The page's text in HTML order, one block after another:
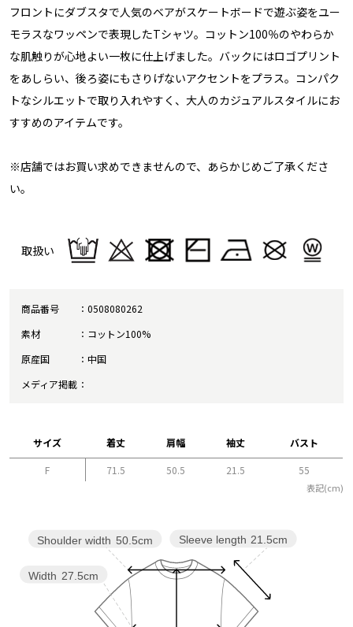
フロントにダブスタで人気のベアがスケートボードで遊ぶ姿をユー
モラスなワッペンで表現したTシャツ。コットン100％のやわらか
な肌触りが心地よい一枚に仕上げました。バックにはロゴプリント
をあしらい、後ろ姿にもさりげないアクセントをプラス。コンパク
トなシルエットで取り入れやすく、大人のカジュアルスタイルにお
すすめのアイテムです。
※店舗ではお買い求めできませんので、あらかじめご了承くださ
い。
取扱い
商品番号
0508080262
素材
コットン100%
原産国
中国
メディア掲載
サイズ 着丈 肩幅 袖丈 バスト
F 71.5 50.5 21.5 55
表記(cm)
Sleeve length 21.5cm
Width 27.5cm
Shoulder width 50.5cm